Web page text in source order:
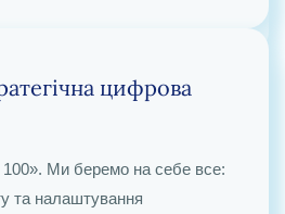
розробляємо індивідуальні,
з нуля за допомогою
цифрова
100». Ми беремо на себе все:
та налаштування